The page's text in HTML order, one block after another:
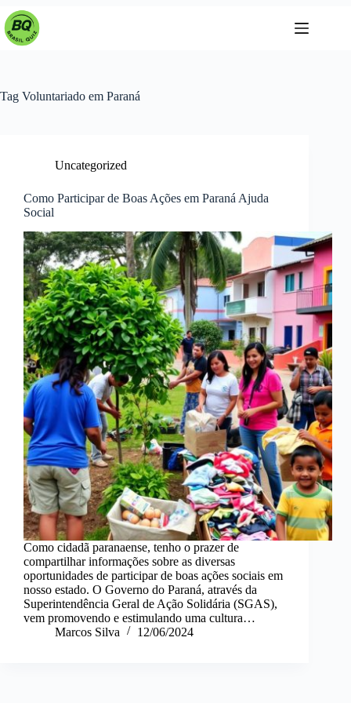
Pular
para
Tag Voluntariado em Paraná
Uncategorized
Como Participar de Boas Ações em Paraná Ajuda
Social
Como cidadã paranaense, tenho o prazer de
compartilhar informações sobre as diversas
oportunidades de participar de boas ações sociais em
nosso estado. O Governo do Paraná, através da
Superintendência Geral de Ação Solidária (SGAS),
vem promovendo e estimulando uma cultura…
Marcos Silva
12/06/2024